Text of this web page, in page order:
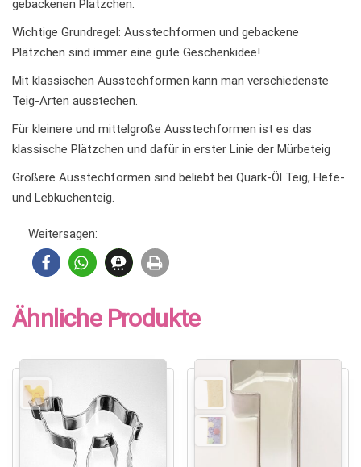
gebackenen Plätzchen.
Wichtige Grundregel: Ausstechformen und gebackene
Plätzchen sind immer eine gute Geschenkidee!
Mit klassischen Ausstechformen kann man verschiedenste
Teig-Arten ausstechen.
Für kleinere und mittelgroße Ausstechformen ist es das
klassische Plätzchen und dafür in erster Linie der Mürbeteig
Größere Ausstechformen sind beliebt bei Quark-Öl Teig, Hefe-
und Lebkuchenteig.
Weitersagen:
Ähnliche Produkte